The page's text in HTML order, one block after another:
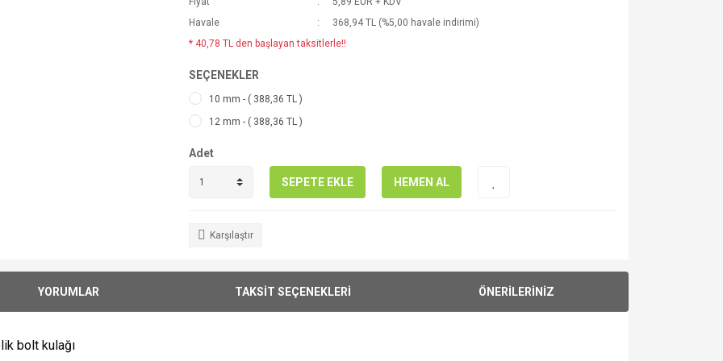
Havale
368,94 TL (%5,00 havale indirimi)
* 40,78 TL den başlayan taksitlerle!!
SEÇENEKLER
10 mm - ( 388,36 TL )
12 mm - ( 388,36 TL )
Adet
SEPETE EKLE HEMEN AL
Karşılaştır
YORUMLAR TAKSİT SEÇENEKLERİ ÖNERİLERİNİZ
bolt kulağı